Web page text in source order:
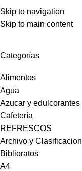
Skip to navigation
Skip to main content
Portallaves
Categorías
Alimentos
Agua
Azucar y edulcorantes
Cafetería
REFRESCOS
Archivo y Clasificacion
Biblioratos
A4